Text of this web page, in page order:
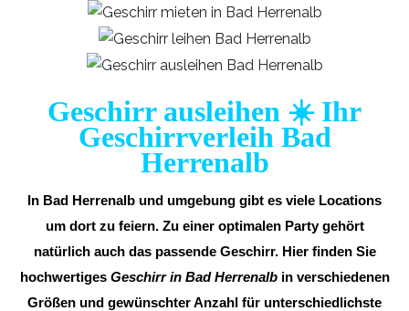
Geschirr ausleihen ☀️ Ihr
Geschirrverleih Bad
Herrenalb
In Bad Herrenalb und umgebung gibt es viele Locations
um dort zu feiern. Zu einer optimalen Party gehört
natürlich auch das passende Geschirr. Hier finden Sie
hochwertiges Geschirr in Bad Herrenalbin verschiedenen
Größen und gewünschter Anzahl für unterschiedlichste